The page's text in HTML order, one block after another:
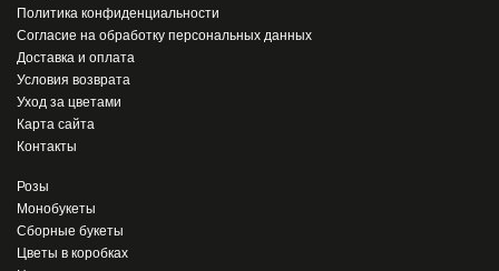
Политика конфиденциальности
Согласие на обработку персональных данных
Доставка и оплата
Условия возврата
Уход за цветами
Карта сайта
Контакты
Розы
Монобукеты
Сборные букеты
Цветы в коробках